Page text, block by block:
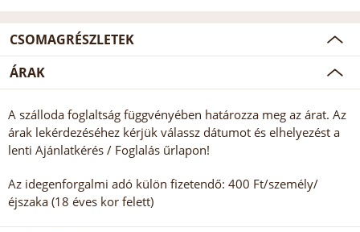
CSOMAGRÉSZLETEK
ÁRAK
A szálloda foglaltság függvényében határozza meg az árat. Az
árak lekérdezéséhez kérjük válassz dátumot és elhelyezést a
lenti Ajánlatkérés / Foglalás űrlapon!
Az idegenforgalmi adó külön fizetendő: 400 Ft/személy/
éjszaka (18 éves kor felett)